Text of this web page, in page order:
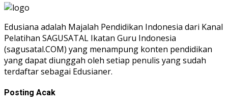
Edusiana adalah Majalah Pendidikan Indonesia dari Kanal
Pelatihan SAGUSATAL Ikatan Guru Indonesia
(sagusatal.COM) yang menampung konten pendidikan
yang dapat diunggah oleh setiap penulis yang sudah
terdaftar sebagai Edusianer.
Posting Acak